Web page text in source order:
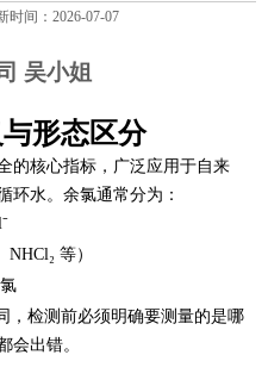
时间：2026-07-07
吴小姐
形态区分
的核心指标，广泛应用于自来
环水。余氯通常分为：
NHCl₂ 等）
，检测前必须明确要测量的是哪
会出错。